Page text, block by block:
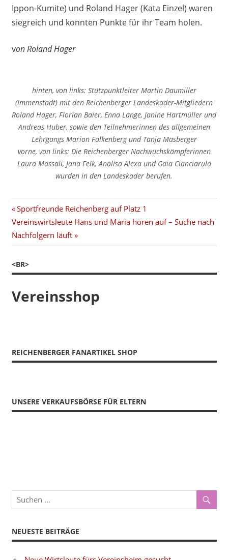
Ippon-Kumite) und Roland Hager (Kata Einzel) waren
siegreich und konnten Punkte für ihr Team holen.
von Roland Hager
hinten, von links: Stützpunktleiter Martin Daumiller
(Immenstadt) mit den Reichenberger Landeskader-Mitgliedern
Roland Hager, Florian Baier, Enna Lange, Janine Hartmüller und
Andreas Huber, sowie den Teilnehmerinnen des allgemeinen
Lehrgangs Marion Falkenberg und Tanja Masberger
vorne, von links: Die Reichenberger Nachwuchskämpferinnen
Laura Massali, Jana Felk, Analisa Alexa und Gaia Cianciarulo
wurden in den Landeskader berufen.
Beitragsnavigation
Vorheriger
Beitrag:
Sportfreunde Reichenberg auf Platz 1
Nächster
Beitrag:
Vereinswirtsleute Hans und Maria hören auf – Suche nach
Nachfolgern läuft
<BR>
Vereinsshop
REICHENBERGER FANARTIKEL SHOP
UNSERE VERKAUFSBÖRSE FÜR ELTERN
NEUESTE BEITRÄGE